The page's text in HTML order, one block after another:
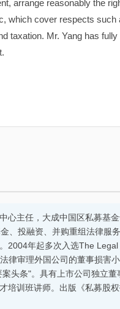
arrange reasonably the
which cover respects such
taxation. Mr. Yang has fully
心主任，大成中国区私募基
、投融资、并购重组法律服
2004年起多次入选The
律审理外国公司的董事损害
头条"。具有上市公司独立董
培训班讲师。出版《私募股